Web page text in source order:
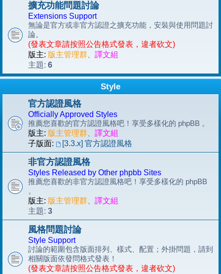
擴充功能問題討論
Extensions Support
無論是官方或非官方認證之擴充功能，安裝與使用問題討
論。
(發表文章請按照公告格式發表，違者砍文)
版主: 版主管理群
譯文組
主題: 6
Style
官方認證風格
Officially Approved Styles
推薦您喜歡的官方認證風格吧！享受多樣化的 phpBB 。
版主: 版主管理群
譯文組
子版面:
[3.3.x] 官方認證風格
非官方認證風格
Styles Released by Other phpbb Sites
推薦您喜歡的非官方認證風格吧！享受多樣化的 phpBB
。
版主: 版主管理群
譯文組
主題: 3
風格問題討論
Style Support
討論的範圍包含版面排列、樣式、配置；外掛問題，請到
相關版面依發問格式發表！
(發表文章請按照公告格式發表，違者砍文)